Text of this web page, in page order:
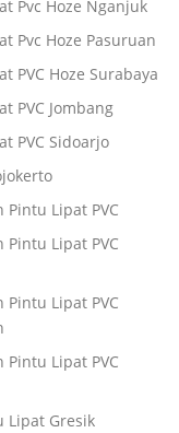
Pvc Hoze Nganjuk
Pvc Hoze Pasuruan
PVC Hoze Surabaya
PVC Jombang
PVC Sidoarjo
Pintu Lipat PVC
Pintu Lipat PVC
Pintu Lipat PVC
Pintu Lipat PVC
Lipat Gresik